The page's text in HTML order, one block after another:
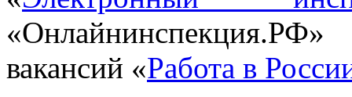
вакансий «Работа в